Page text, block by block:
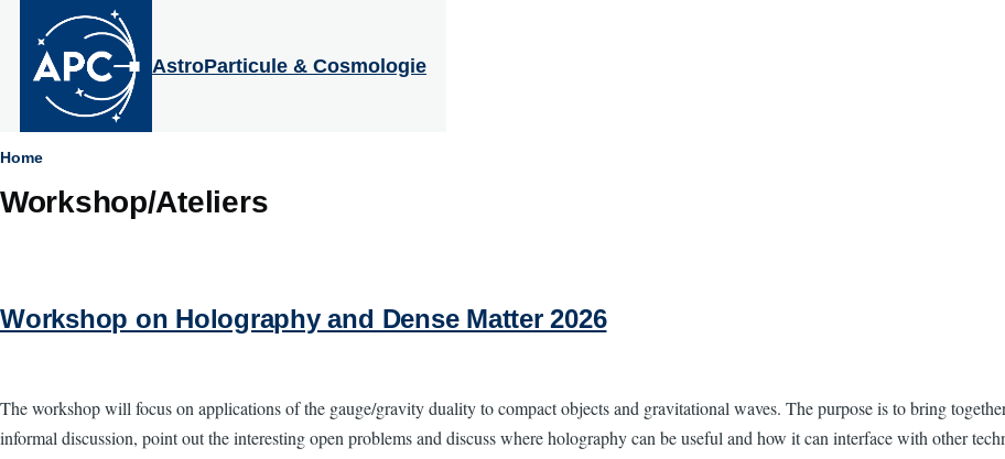
Aller au contenu principal
AstroParticule & Cosmologie
Fil
d'Ariane
Home
Workshop/Ateliers
Workshop on Holography and Dense Matter 2026
The workshop will focus on applications of the gauge/gravity duality to compact objects and gravitational waves. The purpose is to bring
informal discussion, point out the interesting open problems and discuss where holography can be useful and how it can interface with other